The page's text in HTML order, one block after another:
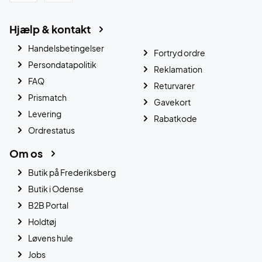
Hjælp & kontakt
Handelsbetingelser
Persondatapolitik
FAQ
Prismatch
Levering
Ordrestatus
Fortryd ordre
Reklamation
Returvarer
Gavekort
Rabatkode
Om os
Butik på Frederiksberg
Butik i Odense
B2B Portal
Holdtøj
Løvens hule
Jobs